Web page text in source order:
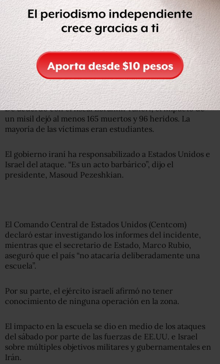
La ciudad de Minab, en el sur de Irán, estaba de luto
este martes mientras se llevaba a cabo un funeral
masivo con decenas de víctimas del ataque con misiles
que alcanzó a una escuela de niñas en la mañana del
sábado.
De acuerdo con el fiscal Ebrahim Taheri, el impacto de
un misil dejó al menos 165 muertos y 96 heridos. La
mayoría de las víctimas eran estudiantes.
El gobierno iraní ha responsabilizado a Estados Unidos e
Israel del ataque. “Es un acto barbárico”, dijo el
presidente, Masoud Pezeshkian.
El Comando Central de Estados Unidos (Centcom)
declaró estar investigando los informes del incidente,
mientras que el secretario de Estado, Marco Rubio,
aseguró que el país “no atacaría deliberadamente una
escuela”.
Por su parte, el ejército israelí afirmó no tener
conocimiento de ninguna operación en la zona.
El impacto en la escuela se dio en medio de los ataques
del sábado por parte de las fuerzas de EE.UU. e Israel
sobre múltiples objetivos militares y gubernamentales en
Irán.